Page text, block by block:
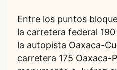
Entre los puntos
la carretera federal
la autopista Oaxaca-
carretera 175 Oaxaca-